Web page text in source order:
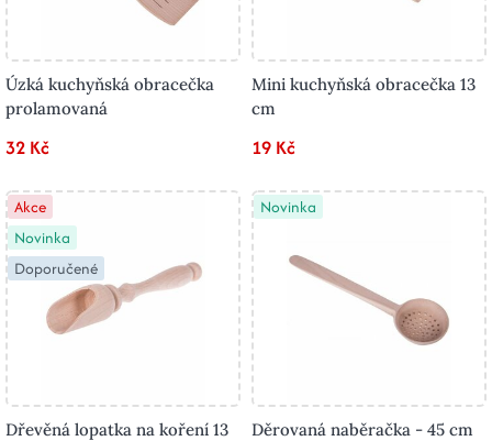
Úzká kuchyňská obracečka
prolamovaná
32 Kč
Mini kuchyňská obracečka 13
cm
19 Kč
Akce
Novinka
Doporučené
Dřevěná lopatka na koření 13
Novinka
Děrovaná naběračka - 45 cm